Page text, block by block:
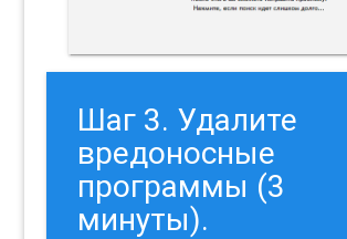
Шаг 3. Удалите
вредоносные
программы (3
минуты).